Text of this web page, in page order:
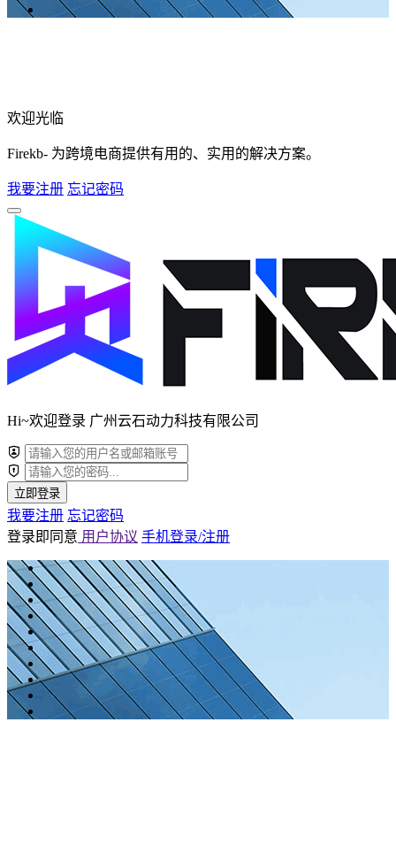
欢迎光临
Firekb- 为跨境电商提供有用的、实用的解决方案。
我要注册 忘记密码
Hi~欢迎登录 广州云石动力科技有限公司
立即登录
我要注册 忘记密码
登录即同意 用户协议 手机登录/注册